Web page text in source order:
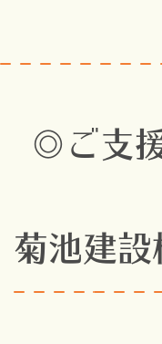
◎ご支
菊池建設